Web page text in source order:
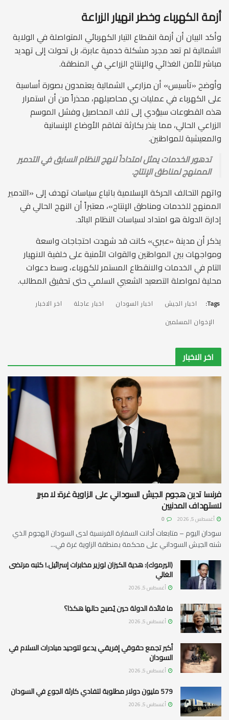
أزمة الكهرباء وخطر انهيار الزراعة
وأكد البيان أن أزمة انقطاع التيار الكهربائي المتواصلة في الولاية
الشمالية لم تعد مجرد مشكلة خدمية عابرة، بل تحولت إلى تهديد
مباشر للأمن الغذائي والإنتاج الزراعي في المنطقة.
وأوضح «تأسيس» أن مزارعي الشمالية يعتمدون بصورة أساسية
على الكهرباء في عمليات ري محاصيلهم، محذراً من أن استمرار
هذه القطوعات سيؤدي إلى تلف المحاصيل وفشل الموسم
الزراعي الحالي، مما ينذر بكارثة تفاقم الأوضاع الإنسانية
والمعيشية للمواطنين.
تدهور الخدمات يمثل امتداداً لنهج النظام السابق في التدمير
الممنهج لمناطق الإنتاج.
واتهم التحالف الحركة الإسلامية باتباع سياسات تهدف إلى «التدمير
الممنهج للخدمات ومناطق الإنتاج»، معتبراً أن النهج الحالي في
إدارة الدولة هو امتداد لسياسات النظام البائد.
يذكر أن مدينة «عبري» كانت قد شهدت احتجاجات واسعة
ومواجهات بين المواطنين والقوات الأمنية على خلفية الانهيار
التام في الخدمات والانقطاع المستمر للكهرباء، وسط دعوات
محلية لمواصلة التصعيد الشعبي السلمي حتى تحقيق المطالب.
Tags: اخبار الجيش اخبار السودان اخبار عاجلة
اخر الاخبار
الإخوان المسلمين
اخر الاخبار
فرنسا تدين هجوم الجيش السوداني على الزاوية غرة: لا مبرر
لاستهداف المدنيين
أغسطس 5, 2026
سودان اليوم – متابعات أدانت السفارة الفرنسية لدى السودان الهجوم الذي
شنه الجيش السوداني على محكمة بمنطقة الزاوية غرة في...
(اليرموك): هدية الكيزان لوزير مخابرات إسرائيل.! كتبه مرتضى
الغالي
أغسطس 5, 2026
ما فائدة الدولة حين يُصبح حالها هكذا؟
أغسطس 5, 2026
أكبر تجمع حقوقي إفريقي يدعو لتوحيد مبادرات السلام في
السودان
أغسطس 5, 2026
579 مليون دولار مطلوبة لتفادي كارثة الجوع في السودان
أغسطس 5, 2026